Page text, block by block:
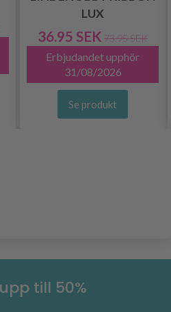
LUX
36.95 SEK 73.95 SEK
Erbjudandet upphör
31/08/2026
Se produkt
till 50%